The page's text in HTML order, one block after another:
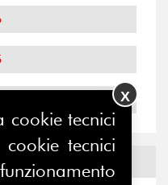
Eventi
cookie tecnici
tecnici
X